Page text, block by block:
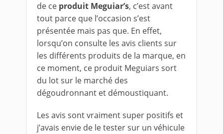
de ce produit Meguiar’s, c’est avant
tout parce que l’occasion s’est
présentée mais pas que. En effet,
lorsqu’on consulte les avis clients sur
les différents produits de la marque, en
ce moment, ce produit Meguiars sort
du lot sur le marché des
dégoudronnant et démoustiquant.
Les avis sont vraiment super positifs et
j’avais envie de le tester sur un véhicule